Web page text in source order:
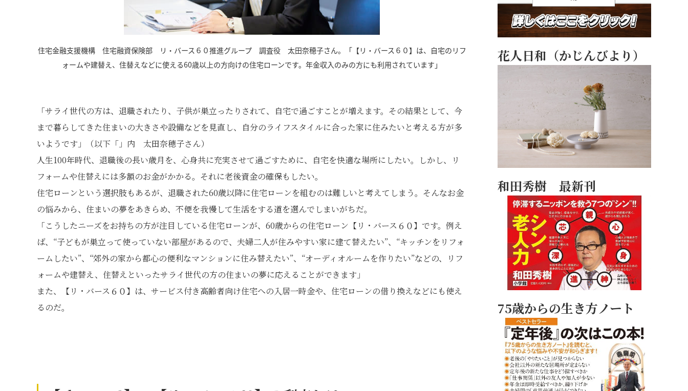
住宅金融支援機構 住宅融資保険部 リ・バース６０推進グループ 調査役 太田奈穂子さん。「【リ・バース６０】は、自宅のリフ
ォームや建替え、住替えなどに使える60歳以上の方向けの住宅ローンです。年金収入のみの方にも利用されています」
「サライ世代の方は、退職されたり、子供が巣立ったりされて、自宅で過ごすことが増えます。その結果として、今
まで暮らしてきた住まいの大きさや設備などを見直し、自分のライフスタイルに合った家に住みたいと考える方が多
いようです」（以下「」内 太田奈穂子さん）
人生100年時代、退職後の長い歳月を、心身共に充実させて過ごすために、自宅を快適な場所にしたい。しかし、リ
フォームや住替えには多額のお金がかかる。それに老後資金の確保もしたい。
住宅ローンという選択肢もあるが、退職された60歳以降に住宅ローンを組むのは難しいと考えてしまう。そんなお金
の悩みから、住まいの夢をあきらめ、不便を我慢して生活をする道を選んでしまいがちだ。
「こうしたニーズをお持ちの方が注目している住宅ローンが、60歳からの住宅ローン【リ・バース６０】です。例え
ば、“子どもが巣立って使っていない部屋があるので、夫婦二人が住みやすい家に建て替えたい”、“キッチンをリフォ
ームしたい”、“郊外の家から都心の便利なマンションに住み替えたい”、“オーディオルームを作りたい”などの、リフ
ォームや建替え、住替えといったサライ世代の方の住まいの夢に応えることができます」
また、【リ・バース６０】は、サービス付き高齢者向け住宅への入居一時金や、住宅ローンの借り換えなどにも使え
るのだ。
花人日和（かじんびより）
和田秀樹 最新刊
75歳からの生き方ノート